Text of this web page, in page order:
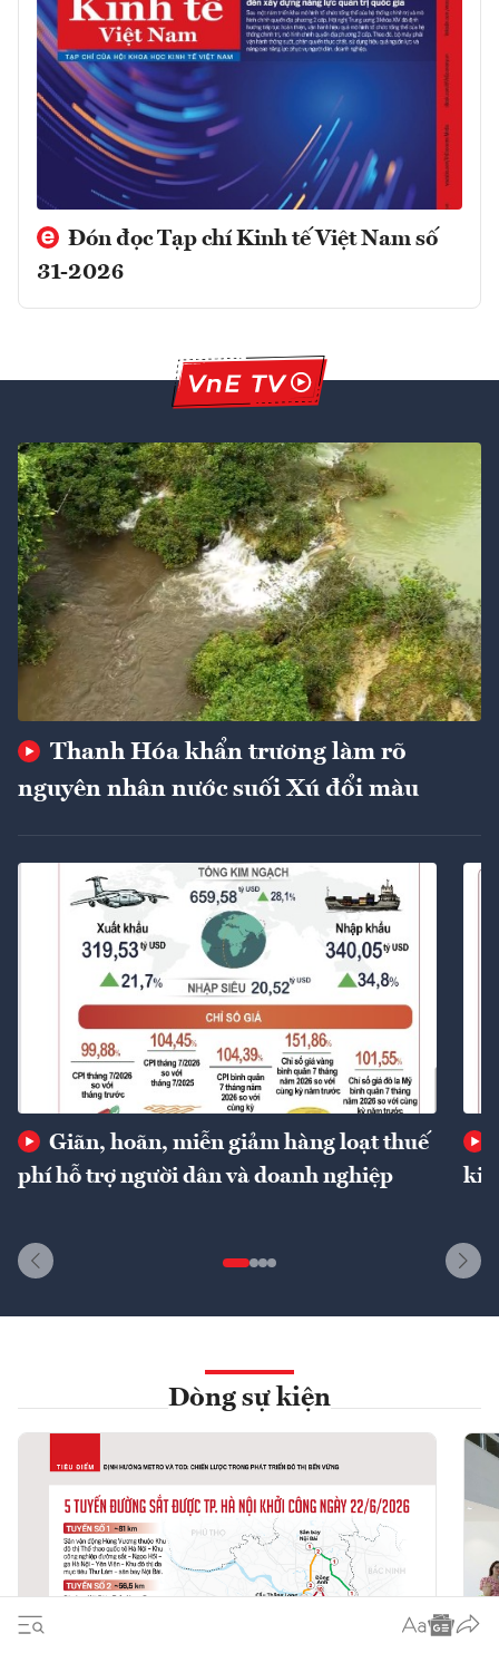
Đón đọc Tạp chí Kinh tế Việt Nam số
31-2026
Thanh Hóa khẩn trương làm rõ
nguyên nhân nước suối Xú đổi màu
Giãn, hoãn, miễn giảm hàng loạt thuế
phí hỗ trợ người dân và doanh nghiệp
Dòng sự kiện